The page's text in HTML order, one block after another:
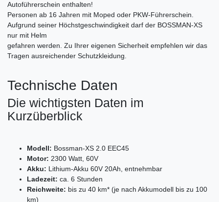
Autoführerschein enthalten!
Personen ab 16 Jahren mit Moped oder PKW-Führerschein.
Aufgrund seiner Höchstgeschwindigkeit darf der BOSSMAN-XS
nur mit Helm
gefahren werden. Zu Ihrer eigenen Sicherheit empfehlen wir das
Tragen ausreichender Schutzkleidung.
Technische Daten
Die wichtigsten Daten im
Kurzüberblick
Modell: Bossman-XS 2.0 EEC45
Motor: 2300 Watt, 60V
Akku: Lithium-Akku 60V 20Ah, entnehmbar
Ladezeit: ca. 6 Stunden
Reichweite: bis zu 40 km* (je nach Akkumodell bis zu 100
km)